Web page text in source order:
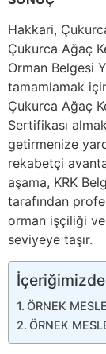
Hakkari,
Çukurca Ağaç
Orman Belgesi
tamamlamak
Çukurca Ağaç
Sertifikası
getirmenize
rekabetçi
aşama, KRK
tarafından
orman işçiliği
seviyeye taşır.
ÖRNEK
ÖRNEK